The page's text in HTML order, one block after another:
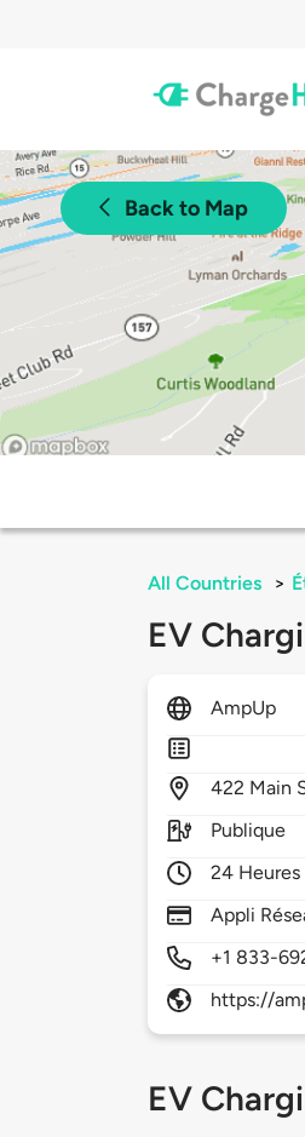
Back to Map
All Countries >
EV
AmpUp
422 Main
Publique
24 Heures
Appli
+1 833-
https://
EV